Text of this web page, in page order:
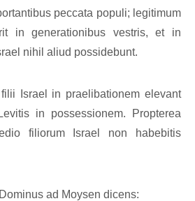
peccata populi; legitimum
in generationibus vestris, et in
nihil aliud possidebunt.
Israel in praelibationem elevant
in possessionem. Propterea
filiorum Israel non habebitis
ad Moysen dicens: